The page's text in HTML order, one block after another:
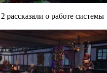
рассказали о работе системы